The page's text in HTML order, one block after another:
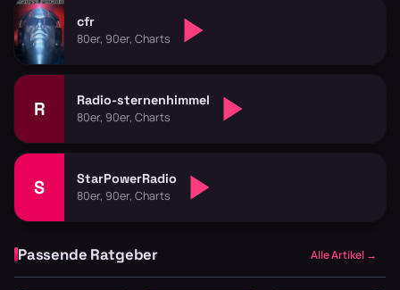
cfr
80er, 90er, Charts
R Radio-sternenhimmel
80er, 90er, Charts
S StarPowerRadio
80er, 90er, Charts
Passende Ratgeber Alle Artikel →